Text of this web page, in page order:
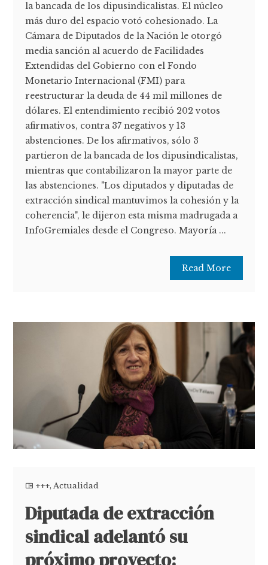
la bancada de los dipusindicalistas. El núcleo
más duro del espacio votó cohesionado. La
Cámara de Diputados de la Nación le otorgó
media sanción al acuerdo de Facilidades
Extendidas del Gobierno con el Fondo
Monetario Internacional (FMI) para
reestructurar la deuda de 44 mil millones de
dólares. El entendimiento recibió 202 votos
afirmativos, contra 37 negativos y 13
abstenciones. De los afirmativos, sólo 3
partieron de la bancada de los dipusindicalistas,
mientras que contabilizaron la mayor parte de
las abstenciones. "Los diputados y diputadas de
extracción sindical mantuvimos la cohesión y la
coherencia", le dijeron esta misma madrugada a
InfoGremiales desde el Congreso. Mayoría ...
Read More
+++,Actualidad
Diputada de extracción
sindical adelantó su
próximo proyecto: